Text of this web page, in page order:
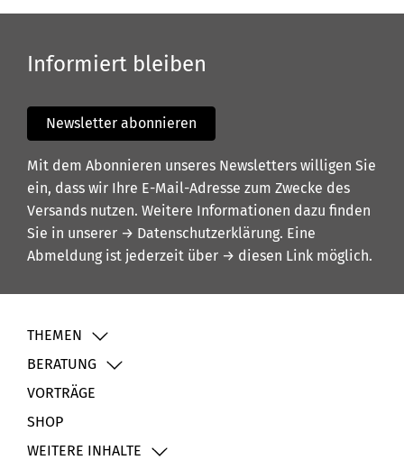
Informiert bleiben
Newsletter abonnieren
Mit dem Abonnieren unseres Newsletters willigen Sie
ein, dass wir Ihre E-Mail-Adresse zum Zwecke des
Versands nutzen. Weitere Informationen dazu finden
Sie in unserer → Datenschutzerklärung. Eine
Abmeldung ist jederzeit über → diesen Link möglich.
THEMEN
BERATUNG
VORTRÄGE
SHOP
WEITERE INHALTE